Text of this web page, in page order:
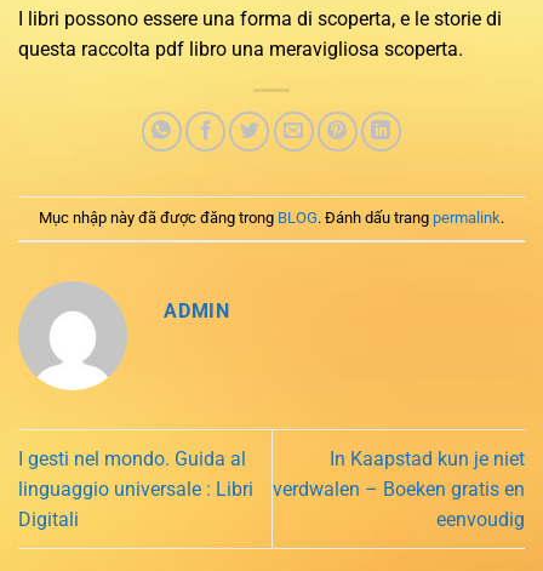
I libri possono essere una forma di scoperta, e le storie di
questa raccolta pdf libro una meravigliosa scoperta.
Mục nhập này đã được đăng trong BLOG. Đánh dấu trang permalink.
ADMIN
I gesti nel mondo. Guida al
linguaggio universale : Libri
Digitali
In Kaapstad kun je niet
verdwalen – Boeken gratis en
eenvoudig